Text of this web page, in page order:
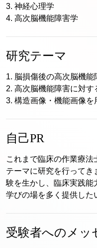
3. 神経心理学
研究テーマ
1. 脳損傷後の高次脳機
2. 高次脳機能障害に対
自己PR
これまで臨床の作業療
テーマに研究を行ってき
験を生かし、臨床実践能
学びの場を多く提供した
受験者への メッ